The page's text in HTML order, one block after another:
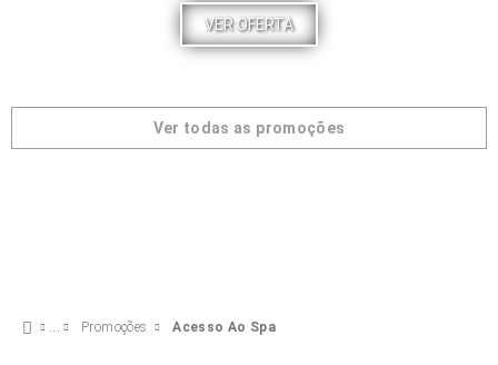
VER OFERTA
Ver todas as promoções
Promoções Acesso Ao Spa